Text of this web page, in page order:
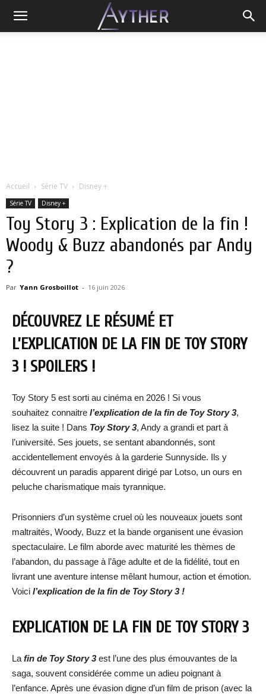
Accueil Série TV Disney +
Série TV Disney +
Toy Story 3 : Explication de la fin !
Woody & Buzz abandonés par Andy
?
Par Yann Grosboillot - 16 juin 2026
DÉCOUVREZ LE RÉSUMÉ ET
L’EXPLICATION DE LA FIN DE TOY STORY
3 ! SPOILERS !
Toy Story 5 est sorti au cinéma en 2026 ! Si vous
souhaitez connaitre l’explication de la fin de Toy Story 3,
lisez la suite ! Dans Toy Story 3, Andy a grandi et part à
l’université. Ses jouets, se sentant abandonnés, sont
accidentellement envoyés à la garderie Sunnyside. Ils y
découvrent un paradis apparent dirigé par Lotso, un ours en
peluche charismatique mais tyrannique.
Prisonniers d’un système cruel où les nouveaux jouets sont
maltraités, Woody, Buzz et la bande organisent une évasion
spectaculaire. Le film aborde avec maturité les thèmes de
l’abandon, du passage à l’âge adulte et de la fidélité, tout en
livrant une aventure intense mêlant humour, action et émotion.
Voici l’explication de la fin de Toy Story 3 !
EXPLICATION DE LA FIN DE TOY STORY 3
La fin de Toy Story 3est l’une des plus émouvantes de la
saga, souvent considérée comme un adieu poignant à
l’enfance. Après une évasion digne d’un film de prison (avec la